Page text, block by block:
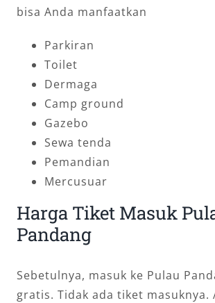
bisa Anda manfaatkan
Parkiran
Toilet
Dermaga
Camp ground
Gazebo
Sewa tenda
Pemandian
Mercusuar
Harga Tiket Masuk
Pandang
Sebetulnya, masuk ke Pulau
gratis. Tidak ada tiket masuknya.